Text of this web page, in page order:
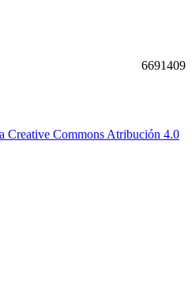
6691409
Creative Commons Atribución 4.0